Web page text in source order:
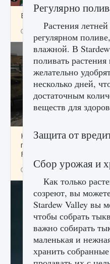
Входят ли «Милан» и
9 августа 2024
Как исправить
пользовательского
Force Hawk Ops
9 августа 2024
Регулярно
Растения
регулярном
влажной. В
поливать
желательно
несколько дней,
достаточным
веществ для
Защита от
Сбор урожая и
Как только
созреют, вы
Stardew Valley вы
чтобы собрать
важно собирать
маленькая и
хранить